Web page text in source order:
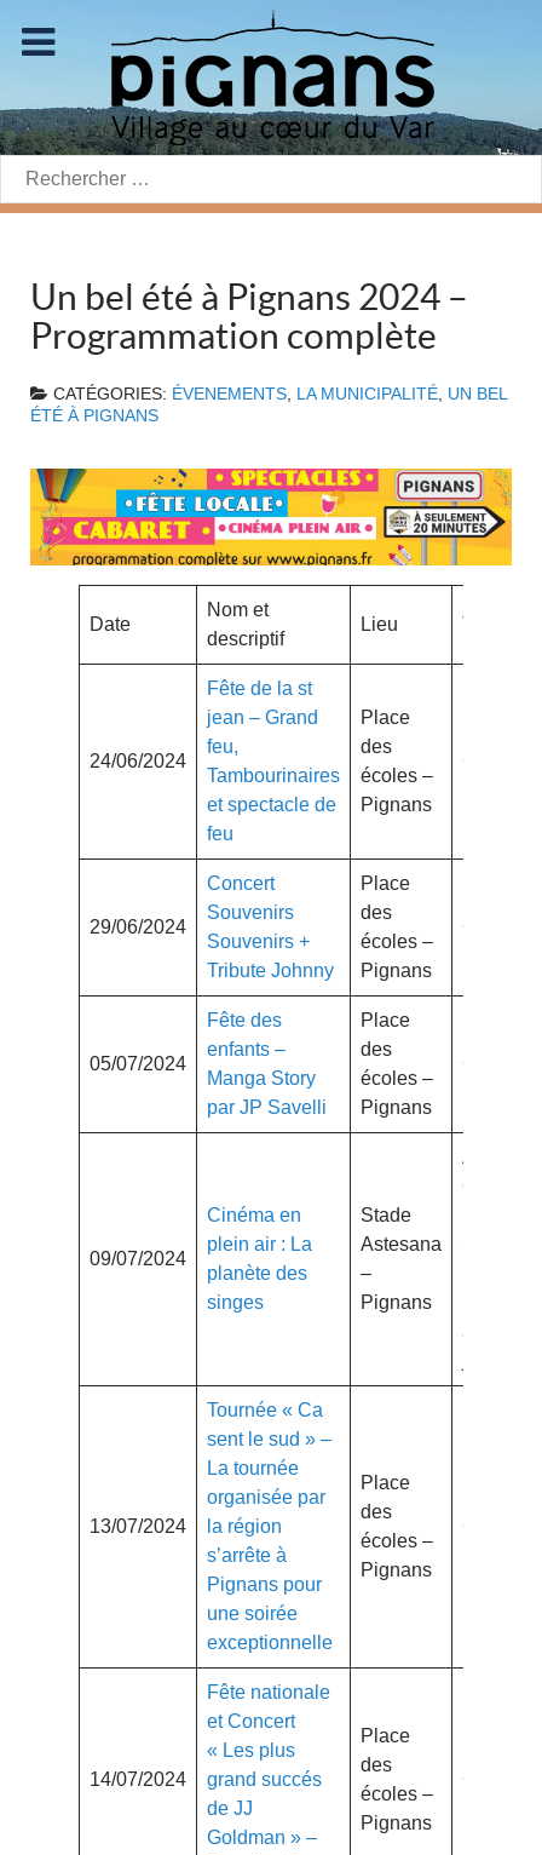
Rechercher:
Un bel été à Pignans 2024 –
Programmation complète
CATÉGORIES: ÉVENEMENTS, LA MUNICIPALITÉ, UN BEL
ÉTÉ À PIGNANS
Date
Nom et
descriptif
Lieu Tarif
24/06/2024
Fête de la st
jean – Grand
feu,
Tambourinaires
et spectacle de
feu
Place
des
écoles –
Pignans
Gratuit
29/06/2024
Concert
Souvenirs
Souvenirs +
Tribute Johnny
Place
des
écoles –
Pignans
Gratuit
05/07/2024
Fête des
enfants –
Manga Story
par JP Savelli
Place
des
écoles –
Pignans
Gratuit
09/07/2024
Cinéma en
plein air : La
planète des
singes
Stade
Astesana
–
Pignans
Adulte
6.50€
5€
avec
13/07/2024
Tournée « Ca
sent le sud » –
La tournée
organisée par
la région
s’arrête à
Pignans pour
une soirée
exceptionnelle
Place
des
écoles –
Pignans
Gratuit
14/07/2024
Fête nationale
etConcert
« Les plus
grand succés
de JJ
Goldman » –
Place
des
écoles –
Pignans
Gratuit